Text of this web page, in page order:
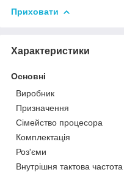
Приховати
Характеристики
Основні
Виробник
Призначення
Сімейство процесора
Комплектація
Роз'єми
Внутрішня тактова частота